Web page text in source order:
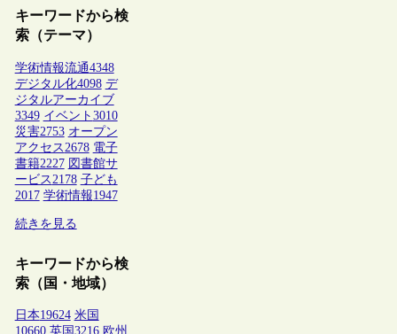
キーワードから検
索（テーマ）
学術情報流通4348
デジタル化4098 デ
ジタルアーカイブ
3349 イベント 3010
災害2753 オープン
アクセス 2678 電子
書籍2227 図書館サ
ービス 2178 子ども
2017 学術情報1947
続きを見る
キーワードから検
索（国・地域）
日本19624 米国
10660 英国 3216 欧州